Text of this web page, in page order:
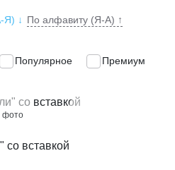
Я) ↓ По алфавиту (Я-А) ↑
Популярное Премиум
фото
В 1 КЛИК
со вставкой